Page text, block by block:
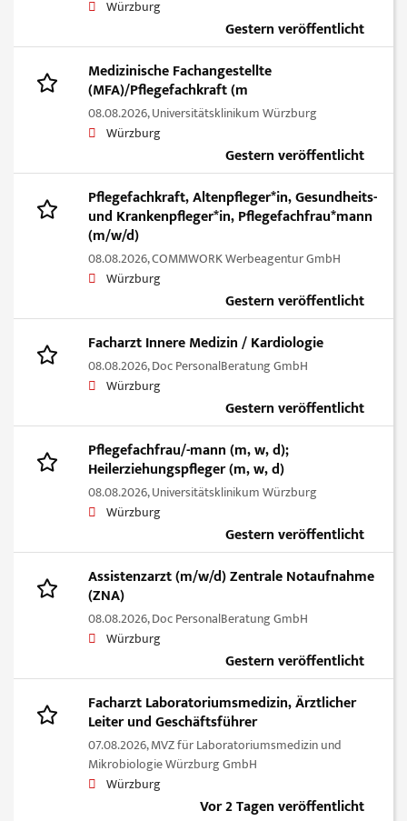
Würzburg
Gestern veröffentlicht
Medizinische Fachangestellte
(MFA)/Pflegefachkraft (m
08.08.2026,Universitätsklinikum Würzburg
Würzburg
Gestern veröffentlicht
Pflegefachkraft, Altenpfleger*in, Gesundheits-
und Krankenpfleger*in, Pflegefachfrau*mann
(m/w/d)
08.08.2026,COMMWORK Werbeagentur GmbH
Würzburg
Gestern veröffentlicht
Facharzt Innere Medizin / Kardiologie
08.08.2026,Doc PersonalBeratung GmbH
Würzburg
Gestern veröffentlicht
Pflegefachfrau/-mann (m, w, d);
Heilerziehungspfleger (m, w, d)
08.08.2026,Universitätsklinikum Würzburg
Würzburg
Gestern veröffentlicht
Assistenzarzt (m/w/d) Zentrale Notaufnahme
(ZNA)
08.08.2026,Doc PersonalBeratung GmbH
Würzburg
Gestern veröffentlicht
Facharzt Laboratoriumsmedizin, Ärztlicher
Leiter und Geschäftsführer
07.08.2026,MVZ für Laboratoriumsmedizin und
Mikrobiologie Würzburg GmbH
Würzburg
Vor 2 Tagen veröffentlicht